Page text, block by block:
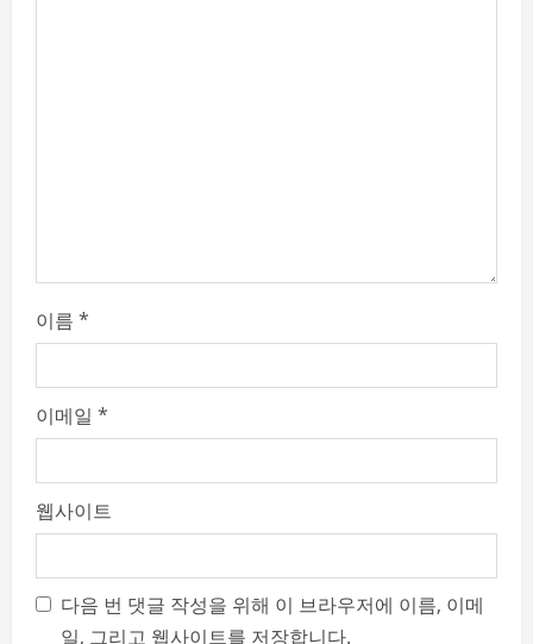
g
이름 *
이메일 *
웹사이트
다음 번 댓글 작성을 위해 이 브라우저에 이름, 이메
일, 그리고 웹사이트를 저장합니다.